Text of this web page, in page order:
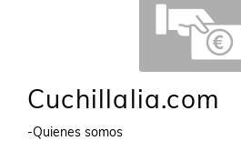
Cuchillalia.com
-Quienes somos